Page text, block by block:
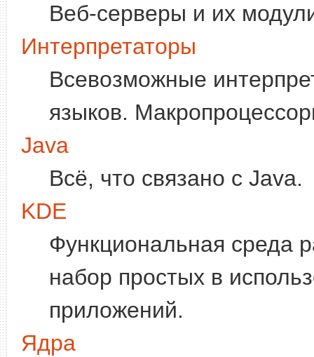
Веб-серверы и их
Интерпретаторы
Всевозможные
языков.
Java
Всё, что связано с Java.
KDE
Функциональная среда
набор простых в
приложений.
Ядра